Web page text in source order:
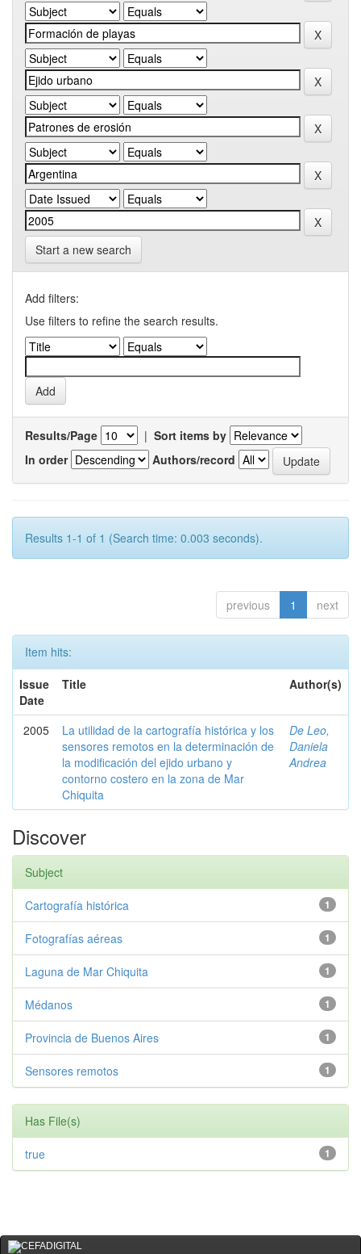
Start a new search
Add filters:
Use filters to refine the search results.
Results/Page | Sort items by
In order
Authors/record
Results 1-1 of 1 (Search time: 0.003 seconds).
previous 1 next
Item hits:
Issue
Date
Title Author(s)
2005
La utilidad de la cartografía histórica y los
sensores remotos en la determinación de
la modificación del ejido urbano y
contorno costero en la zona de Mar
Chiquita
De Leo,
Daniela
Andrea
Discover
Subject
1
Cartografía histórica
1
Fotografías aéreas
1
Laguna de Mar Chiquita
1
Médanos
1
Provincia de Buenos Aires
1
Sensores remotos
Has File(s)
1
true